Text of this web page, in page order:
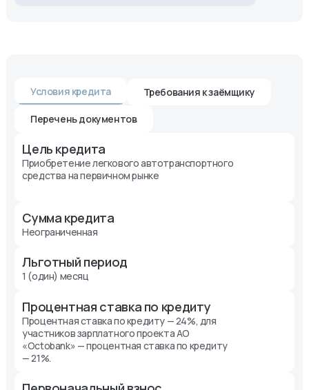
Условия кредита Требования к заёмщику
Перечень документов
Цель кредита
Приобретение легкового автотранспортного
средства на первичном рынке
Сумма кредита
Неограниченная
Льготный период
1 (один) месяц
Процентная ставка по кредиту
Процентная ставка по кредиту — 24%, для
участников зарплатного проекта АО
«Octobank» — процентная ставка по кредиту
— 21%.